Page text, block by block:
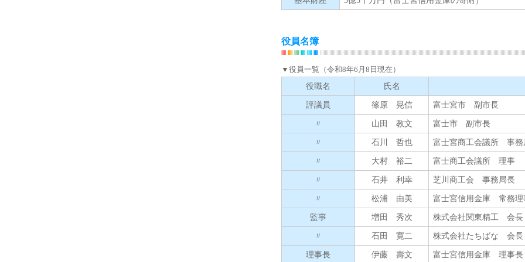
役員名簿
▼役員一覧（令和8年6月8日現在）
役職名 氏名
評議員
篠原 晃信
富士宮市 副市長
〃
山田 教文
富士市 副市長
〃
石川 哲也
富士宮商工会議所 事務
〃
大村 裕二
富士商工会議所 理事
〃
石井 利幸
芝川商工会 事務局長
〃
松浦 由美
富士宮信用金庫 常務理
監事
増田 秀次
株式会社関東精工 会長
〃
石田 寛二
株式会社たちばな 会長
理事長
伊藤 壽文 富士宮信用金庫 理事長